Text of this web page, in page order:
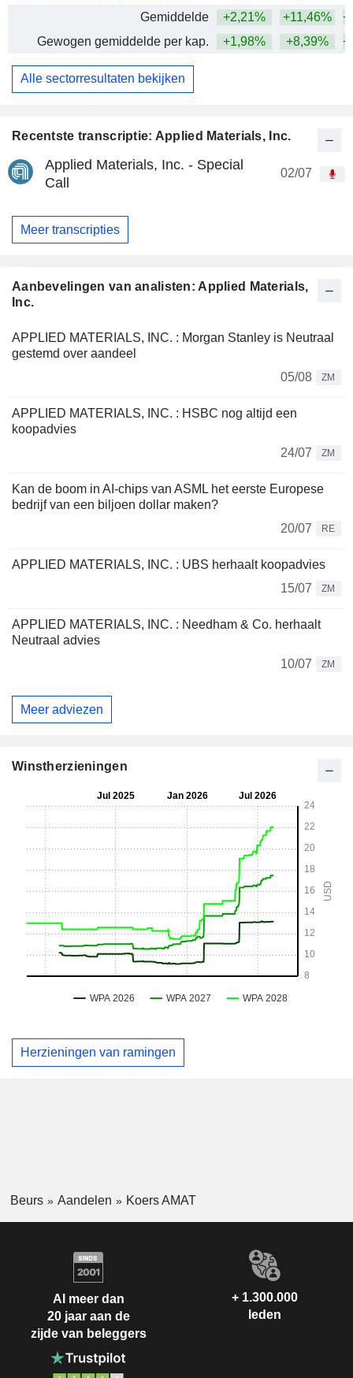
Recentste transcriptie: Applied Materials, Inc.
Applied Materials, Inc. - Special
Call
02/07
Meer transcripties
Aanbevelingen van analisten: Applied Materials,
Inc.
APPLIED MATERIALS, INC. : Morgan Stanley is Neutraal
gestemd over aandeel
05/08
ZM
APPLIED MATERIALS, INC. : HSBC nog altijd een
koopadvies
24/07
ZM
Kan de boom in AI-chips van ASML het eerste Europese
bedrijf van een biljoen dollar maken?
20/07
RE
APPLIED MATERIALS, INC. : UBS herhaalt koopadvies
15/07
ZM
APPLIED MATERIALS, INC. : Needham & Co. herhaalt
Neutraal advies
10/07
ZM
Meer adviezen
Gemiddelde
+2,21% +11,46%
Gewogen gemiddelde per kap.
+1,98% +8,39%
Alle sectorresultaten bekijken
Winstherzieningen
Herzieningen van ramingen
Beurs Aandelen Koers AMAT
Al meer dan
20 jaar aan de
zijde van beleggers
+ 1.300.000
leden